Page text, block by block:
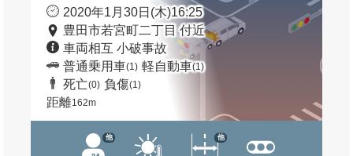
2020年1月30日(木)16:25
豊田市若宮町二丁目 付近
車両相互 小破事故
普通乗用車(1) 軽自動車(1)
死亡(0) 負傷(1)
距離162m
他 他